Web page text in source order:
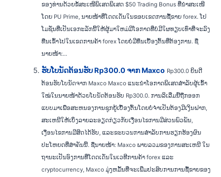
ຂອງທ່ານດ້ວຍຂໍ້ສະເໜີພິເສດພິເສດ $50 Trading Bonus ທີ່ນຳສະເໜີ
ໂດຍ PU Prime, ນາຍໜ້າທີ່ໂດດເດັ່ນໃນຂອບເຂດການຊື້ຂາຍ forex. ໂປ
ໂມຊັ່ນທີ່ເປັນເອກະລັກນີ້ໃຫ້ຜູ້ມາໃຫມ່ມີໂອກາດທີ່ບໍ່ມີໃຜທຽບເທົ່າທີ່ຈະລົງ
ທືນເຂົ້າໄປໃນເຂດການຄ້າ forex ໂດຍບໍ່ມີທຶນເບື້ອງຕົ້ນທີ່ຕ້ອງການ. ຊື່
ນາຍໜ້າ:...
ຮັບໂບນັດຕ້ອນຮັບ Rp300.0 ຈາກ Maxco Rp300.0 ຍິນດີ
ຕ້ອນຮັບໂບນັດຈາກ Maxco Maxco ແນະນຳໂອກາດພິເສດສຳລັບຜູ້ເຂົ້າ
ໃໝ່ໃນນາຍໜ້າດ້ວຍໂບນັດຕ້ອນຮັບ Rp300.0. ການລິເລີ່ມນີ້ຖືກອອກ
ແບບມາເພື່ອສະຫນອງການຊຸກຍູ້ເບື້ອງຕົ້ນໂດຍບໍ່ຈໍາເປັນຕ້ອງມີເງິນຝາກ,
ສະເຫນີໃຫ້ເບິ່ງລາຍລະອຽດກ່ຽວກັບເງື່ອນໄຂການມີສ່ວນພົວພັນ,
ເງື່ອນໄຂການມີສິດໄດ້ຮັບ, ແລະຂະບວນການສໍາລັບການຮຽກຮ້ອງຜົນ
ປະໂຫຍດທີ່ສໍາຄັນນີ້. ຊື່ນາຍໜ້າ: Maxco ພາບລວມຂອງການສະເຫນີ ໃນ
ຖານະເປັນອົງການທີ່ໂດດເດັ່ນໃນເວທີການຄ້າ forex ແລະ
cryptocurrency, Maxco ມຸ່ງຫມັ້ນທີ່ຈະເພີ່ມປະສົບການການຊື້ຂາຍຂອງ